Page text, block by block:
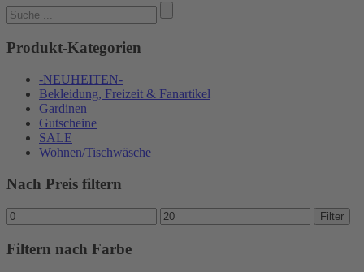
Suchen
nach:
Produkt-Kategorien
-NEUHEITEN-
Bekleidung, Freizeit & Fanartikel
Gardinen
Gutscheine
SALE
Wohnen/Tischwäsche
Nach Preis filtern
Min.
Preis
Max.
Preis
Filter
Filtern nach Farbe